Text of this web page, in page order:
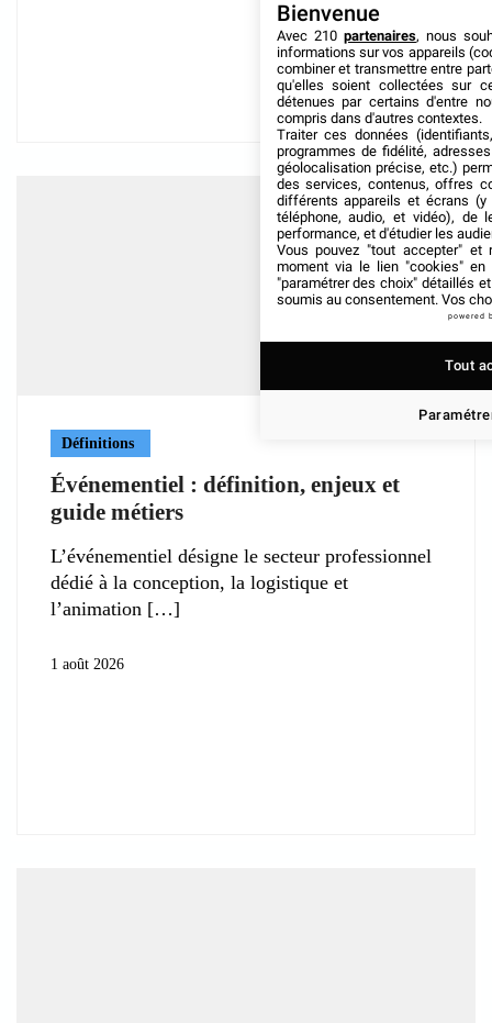
Définitions
Événementiel : définition, enjeux et
guide métiers
L’événementiel désigne le secteur professionnel
dédié à la conception, la logistique et
l’animation
1 août 2026
Bienvenue
Avec 210 partenaires, nous
informations sur vos appareils
combiner et transmettre entre
qu'elles soient collectées sur
détenues par certains d'entre
compris dans d'autres contextes.
Traiter ces données
programmes de fidélité,
géolocalisation précise, etc.)
des services, contenus, offres
différents appareils et écrans (y
téléphone, audio, et vidéo), de
performance, et d'étudier les
Vous pouvez "tout accepter" et
moment via le lien "cookies" en
"paramétrer des choix" détaillés
soumis au consentement. Vos
powered
Tout